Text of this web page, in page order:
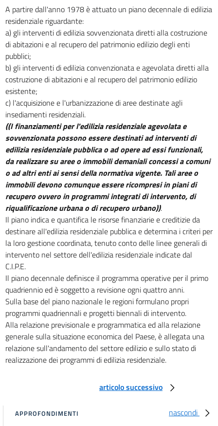
23
24
25
Titolo IV
NORME GENERALI PER IL RECUPERO DEL PATRIMONIO EDILIZIO ED
URBANISTICO
27
28
29
30
31
32
33
34
Titolo V
FINANZIAMENTO DEL PIANO DECENNALE
35
37
38
39
40
Titolo VI
NORME FINALI E TRANSITORIE
41
A partire dall'anno 1978 è attuato un piano decennale di edilizia
residenziale riguardante:
a) gli interventi di edilizia sovvenzionata diretti alla costruzione
di abitazioni e al recupero del patrimonio edilizio degli enti
pubblici;
b) gli interventi di edilizia convenzionata e agevolata diretti alla
costruzione di abitazioni e al recupero del patrimonio edilizio
esistente;
c) l'acquisizione e l'urbanizzazione di aree destinate agli
insediamenti residenziali.
((I finanziamenti per l'edilizia residenziale agevolata e
sovvenzionata possono essere destinati ad interventi di
edilizia residenziale pubblica o ad opere ad essi funzionali,
da realizzare su aree o immobili demaniali concessi a comuni
o ad altri enti ai sensi della normativa vigente. Tali aree o
immobili devono comunque essere ricompresi in piani di
recupero ovvero in programmi integrati di intervento, di
riqualificazione urbana o di recupero urbano)).
Il piano indica e quantifica le risorse finanziarie e creditizie da
destinare all'edilizia residenziale pubblica e determina i criteri per
la loro gestione coordinata, tenuto conto delle linee generali di
intervento nel settore dell'edilizia residenziale indicate dal
C.I.P.E.
Il piano decennale definisce il programma operative per il primo
quadriennio ed è soggetto a revisione ogni quattro anni.
Sulla base del piano nazionale le regioni formulano propri
programmi quadriennali e progetti biennali di intervento.
Alla relazione previsionale e programmatica ed alla relazione
generale sulla situazione economica del Paese, è allegata una
relazione sull'andamento del settore edilizio e sullo stato di
realizzazione dei programmi di edilizia residenziale.
articolo successivo
nascondi
APPROFONDIMENTI